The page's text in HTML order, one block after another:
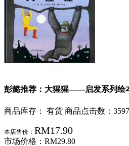
彭懿推荐：大猩猩——启发系列绘
商品库存： 有货 商品点击数：3597
本店售价： RM17.90
市场价格： RM29.80